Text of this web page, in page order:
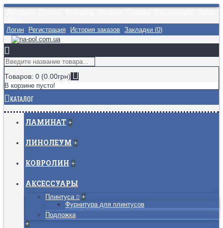
Логин
Регистрация История заказов Закладки (0)
Товаров: 0 (0.00грн)
В корзине пусто!
КАТАЛОГ
ЛАМИНАТ +
ЛИНОЛЕУМ +
КОВРОЛИН +
АКСЕССУАРЫ
Плинтуса
+
Фурнитура для плинтусов
Подложка
+